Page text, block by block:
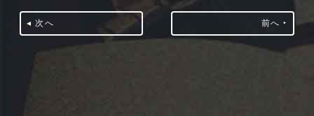
◂ 次へ 前へ ‣